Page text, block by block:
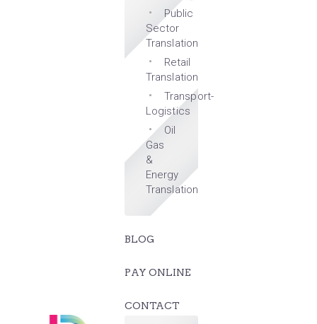
Public
Sector
Translation
Retail
Translation
Transport-
Logistics
Oil
Gas
&
Energy
Translation
BLOG
PAY ONLINE
CONTACT